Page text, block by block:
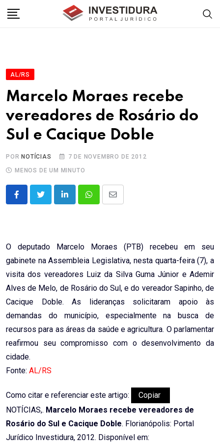
AL/RS
Marcelo Moraes recebe
vereadores de Rosário do
Sul e Cacique Doble
POR NOTÍCIAS
7 DE NOVEMBRO DE 2012
MENOS DE UM MINUTO
LinkedInWhatsappShare
O deputado Marcelo Moraes (PTB) recebeu em seu
gabinete na Assembleia Legislativa, nesta quarta-feira (7), a
visita dos vereadores Luiz da Silva Guma Júnior e Ademir
Alves de Melo, de Rosário do Sul, e do vereador Sapinho, de
Cacique Doble. As lideranças solicitaram apoio às
demandas do município, especialmente na busca de
recursos para as áreas da saúde e agricultura. O parlamentar
reafirmou seu compromisso com o desenvolvimento da
cidade.
Fonte: AL/RS
Como citar e referenciar este artigo:
Copiar
NOTÍCIAS,. Marcelo Moraes recebe vereadores de
Rosário do Sul e Cacique Doble. Florianópolis: Portal
Jurídico Investidura, 2012. Disponível em: